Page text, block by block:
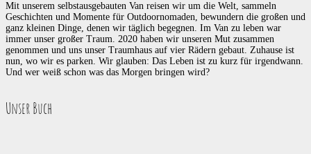
Mit unserem selbstausgebauten Van reisen wir um die Welt, sammeln
Geschichten und Momente für Outdoornomaden, bewundern die großen und
ganz kleinen Dinge, denen wir täglich begegnen. Im Van zu leben war
immer unser großer Traum. 2020 haben wir unseren Mut zusammen
genommen und uns unser Traumhaus auf vier Rädern gebaut. Zuhause ist
nun, wo wir es parken. Wir glauben: Das Leben ist zu kurz für irgendwann.
Und wer weiß schon was das Morgen bringen wird?
Unser Buch